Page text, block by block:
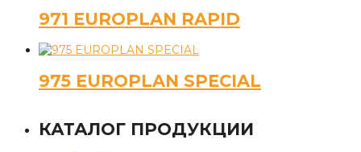
971 EUROPLAN RAPID
975 EUROPLAN SPECIAL
КАТАЛОГ ПРОДУКЦИИ